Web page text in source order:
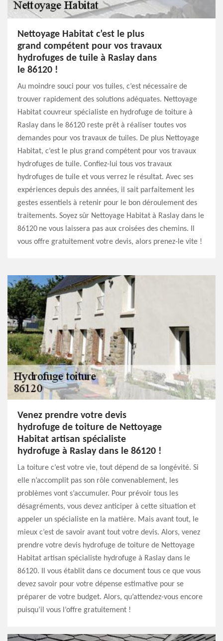
Nettoyage Habitat c’est le plus
grand compétent pour vos travaux
hydrofuges de tuile à Raslay dans
le 86120 !
Au moindre souci pour vos tuiles, c’est nécessaire de
trouver rapidement des solutions adéquates. Nettoyage
Habitat couvreur spécialiste en hydrofuge de toiture à
Raslay dans le 86120 reste prêt à réaliser toutes vos
demandes pour vos travaux de tuiles. De plus Nettoyage
Habitat, c’est le plus grand compétent pour vos travaux
hydrofuges de tuile. Confiez-lui tous vos travaux
hydrofuges de tuile et vous verrez le résultat. Avec ses
expériences depuis des années, il sait parfaitement les
gestes essentiels à retenir pour le bon déroulement des
traitements. Soyez sûr Nettoyage Habitat à Raslay dans le
86120 ne vous laissera pas aux croisées des chemins. Il
vous offre gratuitement votre devis, alors prenez-le vite !
Venez prendre votre devis
hydrofuge de toiture de Nettoyage
Habitat artisan spécialiste
hydrofuge à Raslay dans le 86120 !
La toiture c’est votre vie, tout dépend de sa longévité. Si
elle n’accomplit pas son rôle convenablement, les
problèmes vont s’accumuler. Pour prévoir tous les
désagréments, vous devez anticiper à cette situation et
appeler un spécialiste en la matière. Mais avant tout, le
mieux c’est de savoir avant tout votre devis. Alors, venez
prendre votre devis hydrofuge de toiture de Nettoyage
Habitat artisan spécialiste hydrofuge à Raslay dans le
86120. Il vous établit dans ce document tous ce que vous
devez savoir pour votre dépense estimative pour se
préparer de votre budget. Alors, qu’attendez-vous encore
puisqu’il vous l’offre gratuitement !